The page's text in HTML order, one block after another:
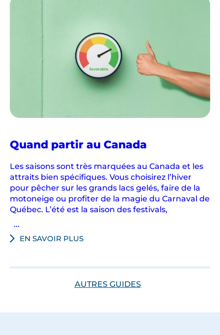
Quand partir au Canada
Les saisons sont très marquées au Canada et les
attraits bien spécifiques. Vous choisirez l’hiver
pour pêcher sur les grands lacs gelés, faire de la
motoneige ou profiter de la magie du Carnaval de
Québec. L’été est la saison des festivals,
...
EN SAVOIR PLUS
AUTRES GUIDES